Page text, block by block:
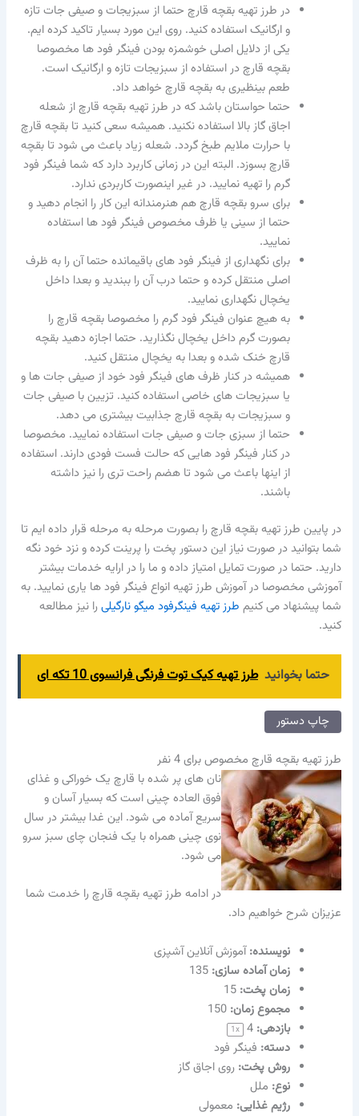
در طرز تهیه بقچه قارچ حتما از سبزیجات و صیفی جات تازه
و ارگانیک استفاده کنید. روی این مورد بسیار تاکید کرده ایم.
یکی از دلایل اصلی خوشمزه بودن فینگر فود ها مخصوصا
بقچه قارچ در استفاده از سبزیجات تازه و ارگانیک است.
طعم بینظیری به بقچه قارچ خواهد داد.
حتما حواستان باشد که در طرز تهیه بقچه قارچ از شعله
اجاق گاز بالا استفاده نکنید. همیشه سعی کنید تا بقچه قارچ
با حرارت ملایم طبخ گردد. شعله زیاد باعث می شود تا بقچه
قارچ بسوزد. البته این در زمانی کاربرد دارد که شما فینگر فود
گرم را تهیه نمایید. در غیر اینصورت کاربردی ندارد.
برای سرو بقچه قارچ هم هنرمندانه این کار را انجام دهید و
حتما از سینی یا ظرف مخصوص فینگر فود ها استفاده
نمایید.
برای نگهداری از فینگر فود های باقیمانده حتما آن را به ظرف
اصلی منتقل کرده و حتما درب آن را ببندید و بعدا داخل
یخچال نگهداری نمایید.
به هیچ عنوان فینگر فود گرم را مخصوصا بقچه قارچ را
بصورت گرم داخل یخچال نگذارید. حتما اجازه دهید بقچه
قارچ خنک شده و بعدا به یخچال منتقل کنید.
همیشه در کنار ظرف های فینگر فود خود از صیفی جات ها و
یا سبزیجات های خاصی استفاده کنید. تزیین با صیفی جات
و سبزیجات به بقچه قارچ جذابیت بیشتری می دهد.
حتما از سبزی جات و صیفی جات استفاده نمایید. مخصوصا
در کنار فینگر فود هایی که حالت فست فودی دارند. استفاده
از اینها باعث می شود تا هضم راحت تری را نیز داشته
باشند.
در پایین طرز تهیه بقچه قارچ را بصورت مرحله به مرحله قرار داده ایم تا
شما بتوانید در صورت نیاز این دستور پخت را پرینت کرده و نزد خود نگه
دارید. حتما در صورت تمایل امتیاز داده و ما را در ارایه خدمات بیشتر
آموزشی مخصوصا در آموزش طرز تهیه انواع فینگر فود ها یاری نمایید. به
شما پیشنهاد می کنیم طرز تهیه فینگرفود میگو نارگیلیرا نیز مطالعه
کنید.
حتما بخوانید طرز تهیه کیک توت فرنگی فرانسوی 10 تکه ای
چاپ دستور
طرز تهیه بقچه قارچ مخصوص برای 4 نفر
نان های پر شده با قارچ یک خوراکی و غذای
فوق العاده چینی است که بسیار آسان و
سریع آماده می شود. این غدا بیشتر در سال
نوی چینی همراه با یک فنجان چای سبز سرو
می شود.
در ادامه طرز تهیه بقچه قارچ را خدمت شما
عزیزان شرح خواهیم داد.
نویسنده‌: آموزش آنلاین آشپزی
زمان آماده سازی: 135
زمان پخت: 15
مجموع زمان: 150
بازدهی: 4
1x
دسته: فینگر فود
روش پخت: روی اجاق گاز
نوع: ملل
رژیم غذایی: معمولی